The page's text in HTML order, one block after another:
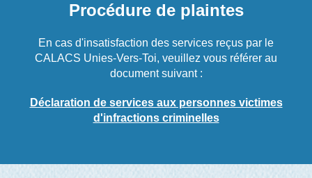
Procédure de plaintes
En cas d'insatisfaction des services reçus par le
CALACS Unies-Vers-Toi, veuillez vous référer au
document suivant :
Déclaration de services aux personnes victimes
d'infractions criminelles